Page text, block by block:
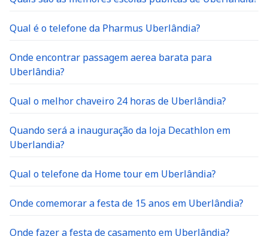
Qual é o telefone da Pharmus Uberlândia?
Onde encontrar passagem aerea barata para
Uberlândia?
Qual o melhor chaveiro 24 horas de Uberlândia?
Quando será a inauguração da loja Decathlon em
Uberlandia?
Qual o telefone da Home tour em Uberlândia?
Onde comemorar a festa de 15 anos em Uberlândia?
Onde fazer a festa de casamento em Uberlândia?